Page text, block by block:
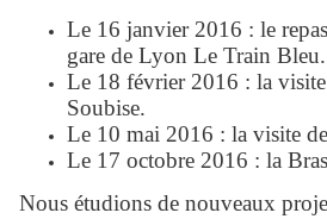
Le 16 janvier 2016 : le
gare de Lyon Le Train Bleu.
Le 18 février 2016 : la
Soubise.
Le 10 mai 2016 : la visite
Le 17 octobre 2016 : la
Nous étudions de nouveaux